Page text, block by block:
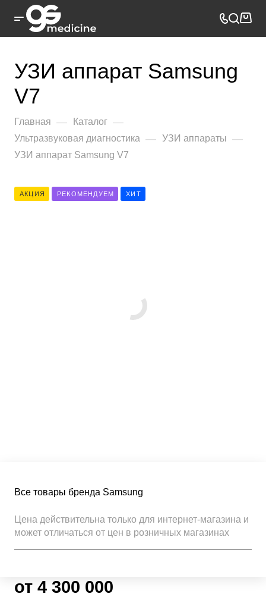
УЗИ аппарат Samsung
V7
Главная — Каталог —
Ультразвуковая диагностика — УЗИ аппараты —
УЗИ аппарат Samsung V7
АКЦИЯ РЕКОМЕНДУЕМ ХИТ
Все товары бренда Samsung
Цена действительна только для интернет-магазина и
может отличаться от цен в розничных магазинах
от 4 300 000